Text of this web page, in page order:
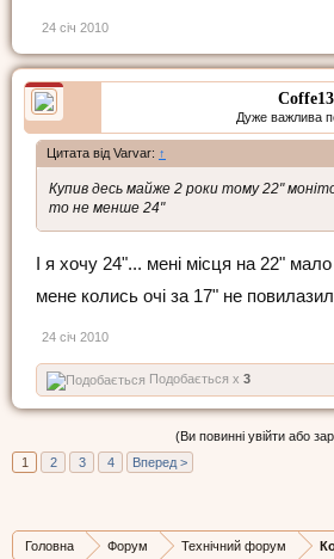
24 січ 2010
Coffe13
Дуже важлива
Цитата від Varvar: ↑
Купив десь майже 2 роки тому 22"
то не менше 24"
І я хочу 24"... мені місця на 22" мало
мене колись очі за 17" не
24 січ 2010
Подобається x 3
(Ви повинні увійти або
1
2 3 4 Вперед >
Головна Форум Технічний форум